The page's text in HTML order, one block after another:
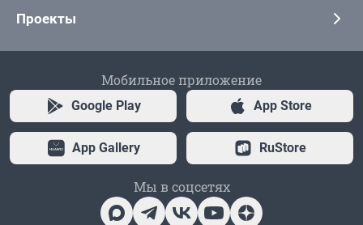
Проекты
Мобильное приложение
Google Play App Store
App Gallery RuStore
Мы в соцсетях